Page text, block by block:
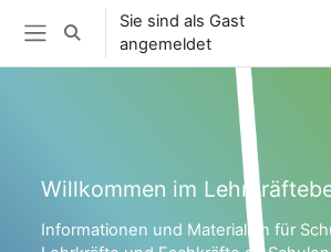
Zum Hauptinhalt
Website-Übersicht
Sucheingabe umschalten
Sie sind als Gast
angemeldet
Willkommen im
Informationen und Materialien für